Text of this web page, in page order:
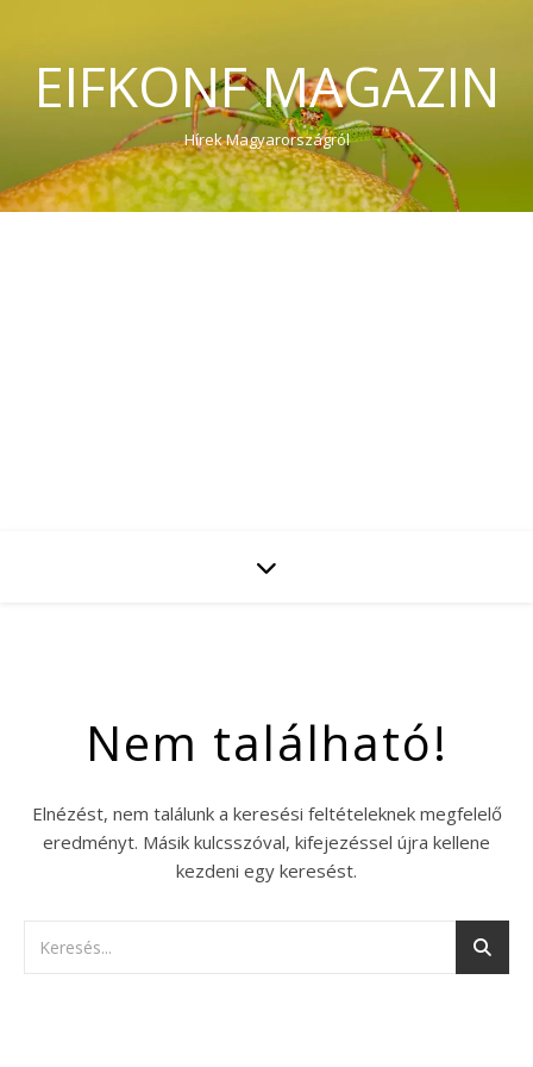
EIFKONF MAGAZIN
Hírek Magyarországról
Nem található!
Elnézést, nem találunk a keresési feltételeknek megfelelő
eredményt. Másik kulcsszóval, kifejezéssel újra kellene
kezdeni egy keresést.